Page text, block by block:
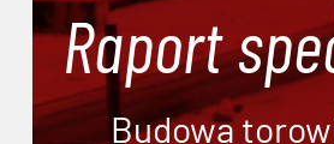
Raport
Budowa